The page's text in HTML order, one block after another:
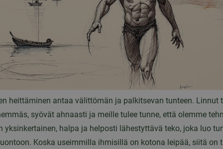
heittäminen antaa välittömän ja palkitsevan tunteen. Linnut
syövät ahnaasti ja meille tulee tunne, että olemme
yksinkertainen, halpa ja helposti lähestyttävä teko, joka luo
Koska useimmilla ihmisillä on kotona leipää, siitä on